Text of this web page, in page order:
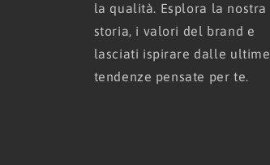
la qualità. Esplora la nostra
storia, i valori del brand e
lasciati ispirare dalle ultime
tendenze pensate per te.